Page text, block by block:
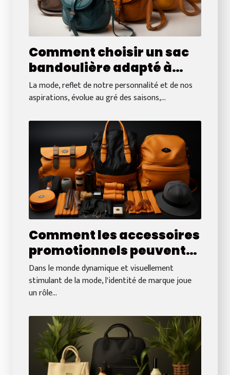
Comment choisir un sac
bandoulière adapté à
chaque saison :
matériaux et couleurs
La mode, reflet de notre personnalité et de nos
aspirations, évolue au gré des saisons,...
Comment les accessoires
promotionnels peuvent
renforcer l'identité de
marque dans le secteur
de la mode
Dans le monde dynamique et visuellement
stimulant de la mode, l'identité de marque joue
un rôle...